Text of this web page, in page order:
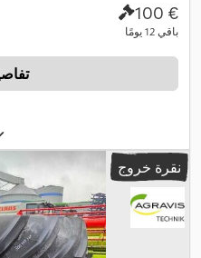
‏100 €
باقي 12 يومًا
نقرة خروج